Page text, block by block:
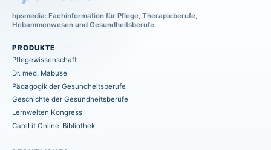
hpsmedia: Fachinformation für Pflege, Therapieberufe,
Hebammenwesen und Gesundheitsberufe.
PRODUKTE
Pflegewissenschaft
Dr. med. Mabuse
Pädagogik der Gesundheitsberufe
Geschichte der Gesundheitsberufe
Lernwelten Kongress
CareLit Online-Bibliothek